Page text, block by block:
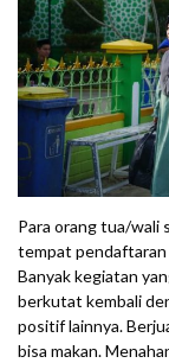
Para orang tua/wali
tempat pendaftaran
Banyak kegiatan
berkutat kembali
positif lainnya.
bisa makan.